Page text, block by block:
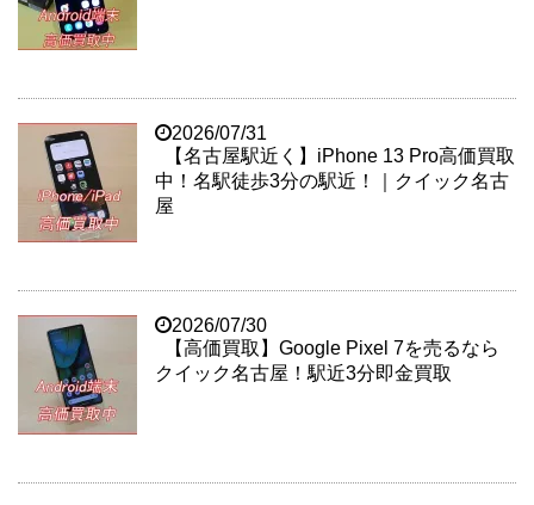
2026/07/31
【名古屋駅近く】iPhone 13 Pro高価買取
中！名駅徒歩3分の駅近！｜クイック名古
屋
2026/07/30
【高価買取】Google Pixel 7を売るなら
クイック名古屋！駅近3分即金買取